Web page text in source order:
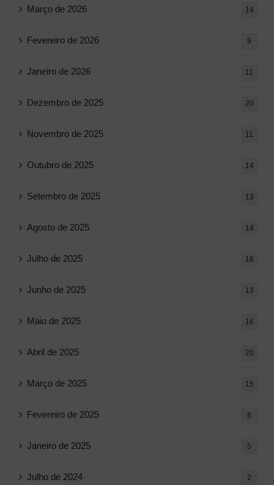
Março de 2026 14
Fevereiro de 2026 9
Janeiro de 2026 11
Dezembro de 2025 20
Novembro de 2025 11
Outubro de 2025 14
Setembro de 2025 13
Agosto de 2025 14
Julho de 2025 16
Junho de 2025 13
Maio de 2025 16
Abril de 2025 20
Março de 2025 15
Fevereiro de 2025 8
Janeiro de 2025 5
Julho de 2024 2